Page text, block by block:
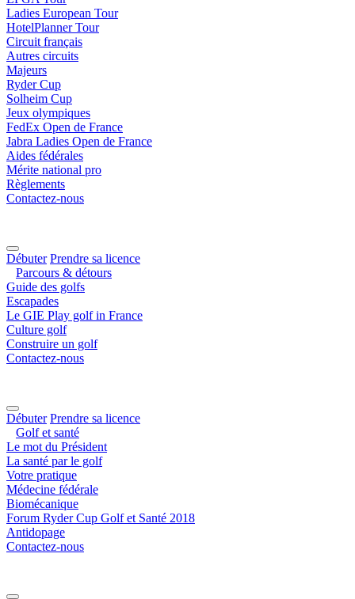
Ladies European Tour
HotelPlanner Tour
Circuit français
Autres circuits
Majeurs
Ryder Cup
Solheim Cup
Jeux olympiques
FedEx Open de France
Jabra Ladies Open de France
Aides fédérales
Mérite national pro
Règlements
Contactez-nous
Débuter Prendre sa licence
Parcours & détours
Guide des golfs
Escapades
Le GIE Play golf in France
Culture golf
Construire un golf
Contactez-nous
Débuter Prendre sa licence
Golf et santé
Le mot du Président
La santé par le golf
Votre pratique
Médecine fédérale
Biomécanique
Forum Ryder Cup Golf et Santé 2018
Antidopage
Contactez-nous